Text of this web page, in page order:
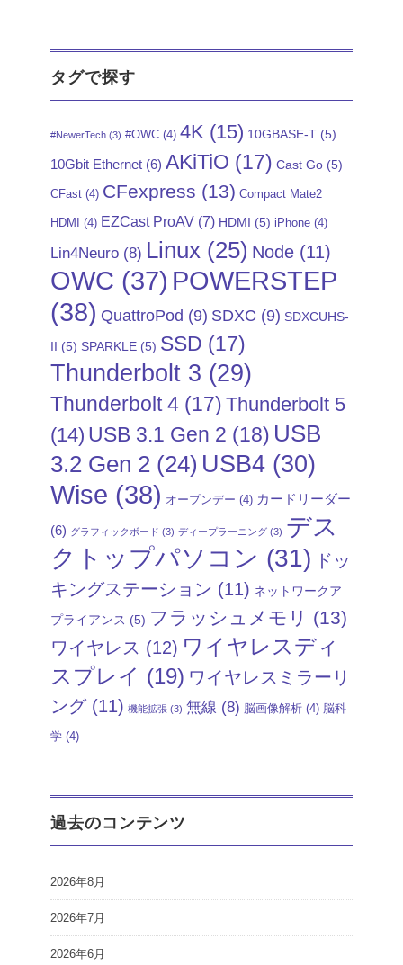
タグで探す
#NewerTech (3) #OWC (4) 4K (15) 10GBASE-T (5)
10Gbit Ethernet (6) AKiTiO (17) Cast Go (5)
CFast (4) CFexpress (13) Compact Mate2
HDMI (4) EZCast ProAV (7) HDMI (5) iPhone (4)
Lin4Neuro (8) Linux (25) Node (11)
OWC (37) POWERSTEP
(38) QuattroPod (9) SDXC (9) SDXCUHS-
II (5) SPARKLE (5) SSD (17)
Thunderbolt 3 (29)
Thunderbolt 4 (17) Thunderbolt 5
(14) USB 3.1 Gen 2 (18) USB
3.2 Gen 2 (24) USB4 (30)
Wise (38) オープンデー (4) カードリーダー
(6) グラフィックボード (3) ディープラーニング (3) デス
クトップパソコン (31) ドッ
キングステーション (11) ネットワークア
プライアンス (5) フラッシュメモリ (13)
ワイヤレス (12) ワイヤレスディ
スプレイ (19) ワイヤレスミラーリ
ング(11) 機能拡張 (3) 無線 (8) 脳画像解析 (4) 脳科
学 (4)
過去のコンテンツ
2026年8月
2026年7月
2026年6月